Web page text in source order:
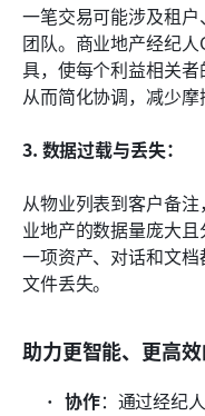
一笔交易可能涉及租
团队。商业地产经纪
具，使每个利益相关
从而简化协调，减少摩
3. 数据过载与丢失：
从物业列表到客户备
业地产的数据量庞大
一项资产、对话和文
文件丢失。
助力更智能、更高
协作：通过经纪